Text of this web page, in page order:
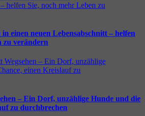
einen neuen Lebensabschnitt – helfen
zu verändern
– Ein Dorf, unzählige Hunde und die
zu durchbrechen